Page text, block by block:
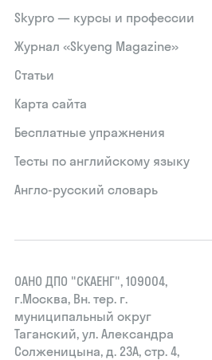
Skypro — курсы и профессии
Журнал «Skyeng Magazine»
Статьи
Карта сайта
Бесплатные упражнения
Тесты по английскому языку
Англо-русский словарь
ОАНО ДПО "СКАЕНГ", 109004,
г.Москва, Вн. тер. г.
муниципальный округ
Таганский, ул. Александра
Солженицына, д. 23А, стр. 4,